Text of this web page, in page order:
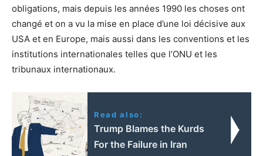
obligations, mais depuis les années 1990 les choses ont
changé et on a vu la mise en place d’une loi décisive aux
USA et en Europe, mais aussi dans les conventions et les
institutions internationales telles que l’ONU et les
tribunaux internationaux.
Read also:
Trump Blames the Kurds
For the Failure in Iran